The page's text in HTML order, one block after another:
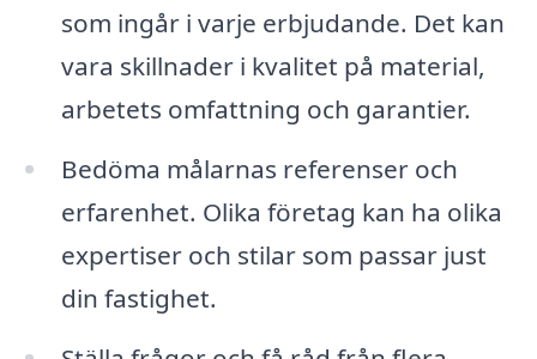
som ingår i varje erbjudande. Det kan
vara skillnader i kvalitet på material,
arbetets omfattning och garantier.
Bedöma målarnas referenser och
erfarenhet. Olika företag kan ha olika
expertiser och stilar som passar just
din fastighet.